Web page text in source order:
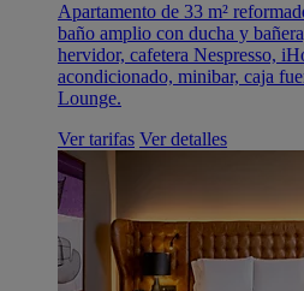
Apartamento de 33 m²
baño amplio con ducha y
hervidor, cafetera Nespresso,
acondicionado, minibar, caja
Lounge.
Ver tarifas Ver detalles